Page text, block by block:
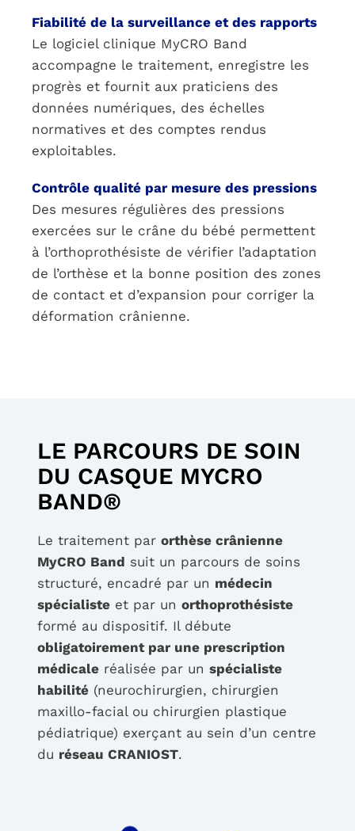
Fiabilité de la surveillance et des rapports
Le logiciel clinique MyCRO Band
accompagne le traitement, enregistre les
progrès et fournit aux praticiens des
données numériques, des échelles
normatives et des comptes rendus
exploitables.
Contrôle qualité par mesure des pressions
Des mesures régulières des pressions
exercées sur le crâne du bébé permettent
à l’orthoprothésiste de vérifier l’adaptation
de l’orthèse et la bonne position des zones
de contact et d’expansion pour corriger la
déformation crânienne.
LE PARCOURS DE SOIN
DU CASQUE MYCRO
BAND®
Le traitement parorthèse crânienne
MyCRO Band suit un parcours de soins
structuré, encadré par un médecin
spécialiste et par unorthoprothésiste
formé au dispositif. Il débute
obligatoirement par une prescription
médicale réalisée par unspécialiste
habilité (neurochirurgien, chirurgien
maxillo-facial ou chirurgien plastique
pédiatrique) exerçant au sein d’un centre
du réseau CRANIOST.